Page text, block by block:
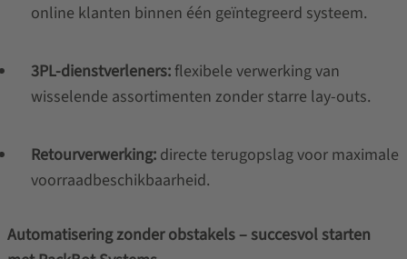
online klanten binnen één geïntegreerd systeem.
3PL-dienstverleners:flexibele verwerking van
wisselende assortimenten zonder starre lay-outs.
Retourverwerking:directe terugopslag voor maximale
voorraadbeschikbaarheid.
Automatisering zonder obstakels – succesvol starten